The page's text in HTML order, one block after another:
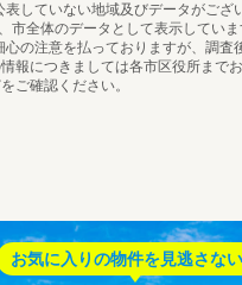
表していない地域及びデータがござ
市全体のデータとして表示していま
心の注意を払っておりますが、調査
報につきましては各市区役所まで
ご確認ください。
お気に入りの物件を見逃さない